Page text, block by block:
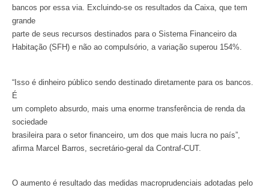
bancos por essa via. Excluindo-se os resultados da Caixa, que tem
grande
parte de seus recursos destinados para o Sistema Financeiro da
Habitação (SFH) e não ao compulsório, a variação superou 154%.
“Isso é dinheiro público sendo destinado diretamente para os bancos.
É
um completo absurdo, mais uma enorme transferência de renda da
sociedade
brasileira para o setor financeiro, um dos que mais lucra no país”,
afirma Marcel Barros, secretário-geral da Contraf-CUT.
O aumento é resultado das medidas macroprudenciais adotadas pelo